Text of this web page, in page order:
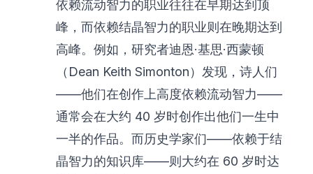
依赖流动智力的职业往往在早期达到顶
峰，而依赖结晶智力的职业则在晚期达到
高峰。例如，研究者迪恩·基思·西蒙顿
（Dean Keith Simonton）发现，诗人们
——他们在创作上高度依赖流动智力——
通常会在大约 40 岁时创作出他们一生中
一半的作品。而历史学家们——依赖于结
晶智力的知识库——则大约在 60 岁时达